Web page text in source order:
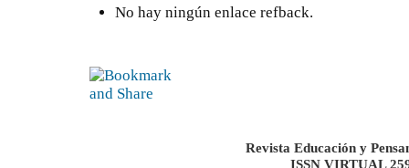
No hay ningún enlace refback.
Revista Educación y
ISSN VIRTUAL